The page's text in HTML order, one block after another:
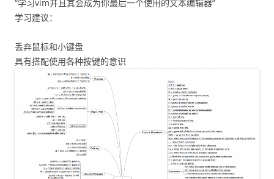
“学习vim并且其会成为你最后一个使用的文本编辑器”
学习建议：
丢弃鼠标和小键盘
具有搭配使用各种按键的意识